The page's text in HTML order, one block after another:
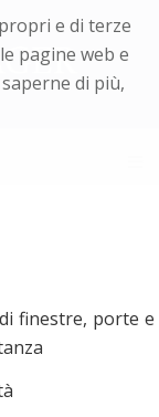
e di terze
pagine web e
di più,
finestre, porte e